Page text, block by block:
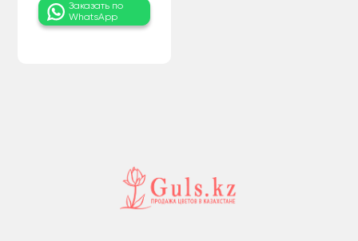
Заказать по
WhatsApp